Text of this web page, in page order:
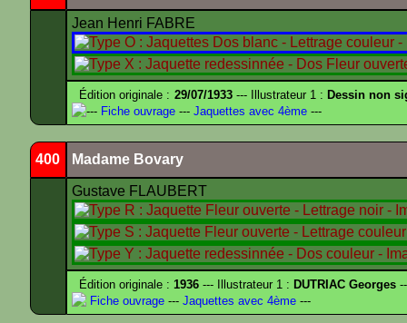
Jean Henri FABRE
Édition originale : 29/07/1933--- Illustrateur 1 : Dessin non
--- Fiche ouvrage --- Jaquettes avec 4ème ---
400 Madame Bovary
Gustave FLAUBERT
Édition originale :1936 --- Illustrateur 1 : DUTRIAC Georges
Fiche ouvrage --- Jaquettes avec 4ème ---